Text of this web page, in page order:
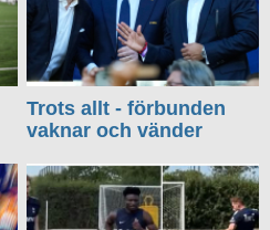
Trots allt - förbunden
vaknar och vänder